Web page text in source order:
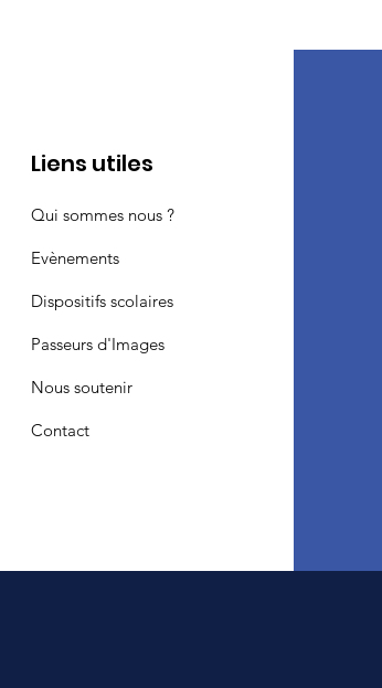
Liens utiles
Qui sommes nous ?
Evènements
Dispositifs scolaires
Passeurs d'Images
Nous soutenir
Contact